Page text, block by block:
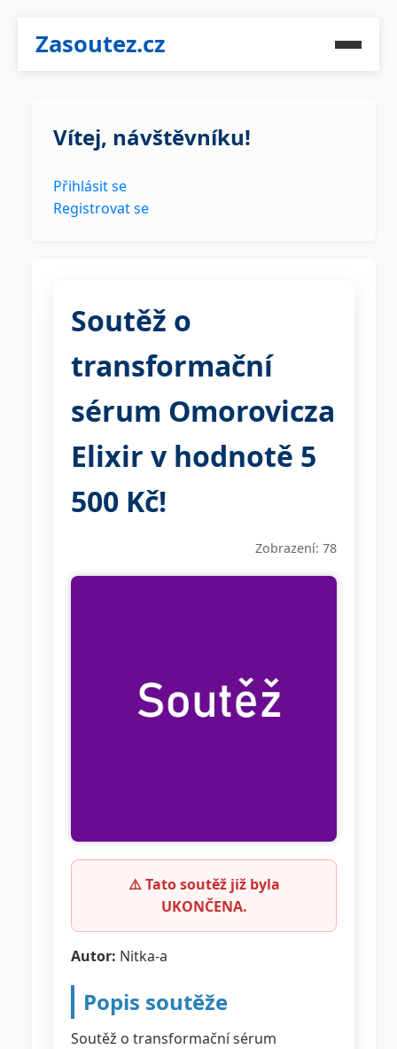
Zasoutez.cz
Vítej, návštěvníku!
Přihlásit se
Registrovat se
Soutěž o
transformační
sérum Omorovicza
Elixir v hodnotě 5
500 Kč!
Zobrazení: 78
⚠️ Tato soutěž již byla
UKONČENA.
Autor: Nitka-a
Popis soutěže
Soutěž o transformační sérum